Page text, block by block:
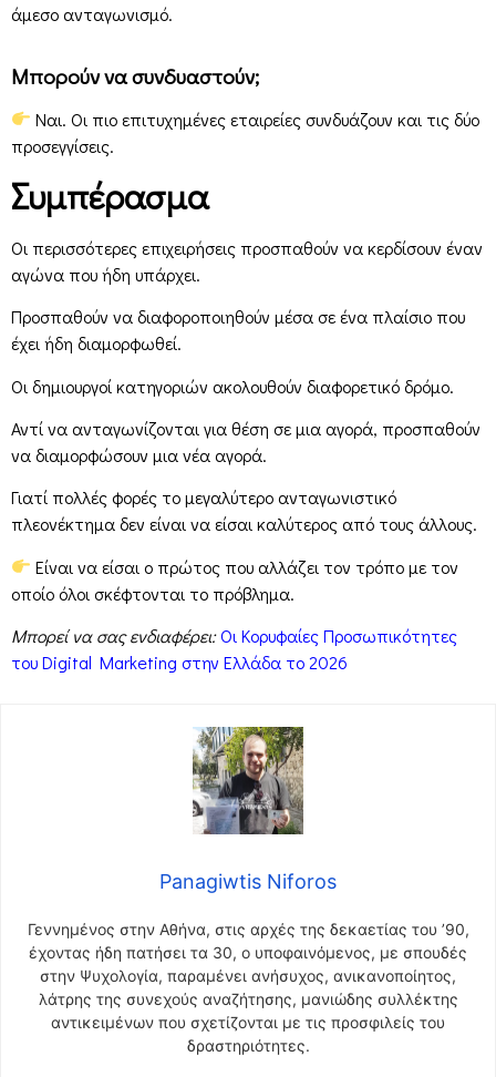
άμεσο ανταγωνισμό.
Μπορούν να συνδυαστούν;
Ναι. Οι πιο επιτυχημένες εταιρείες συνδυάζουν και τις δύο
προσεγγίσεις.
Συμπέρασμα
Οι περισσότερες επιχειρήσεις προσπαθούν να κερδίσουν έναν
αγώνα που ήδη υπάρχει.
Προσπαθούν να διαφοροποιηθούν μέσα σε ένα πλαίσιο που
έχει ήδη διαμορφωθεί.
Οι δημιουργοί κατηγοριών ακολουθούν διαφορετικό δρόμο.
Αντί να ανταγωνίζονται για θέση σε μια αγορά, προσπαθούν
να διαμορφώσουν μια νέα αγορά.
Γιατί πολλές φορές το μεγαλύτερο ανταγωνιστικό
πλεονέκτημα δεν είναι να είσαι καλύτερος από τους άλλους.
Είναι να είσαι ο πρώτος που αλλάζει τον τρόπο με τον
οποίο όλοι σκέφτονται το πρόβλημα.
Μπορεί να σας ενδιαφέρει:Οι Κορυφαίες Προσωπικότητες
του Digital Marketing στην Ελλάδα το 2026
Panagiwtis Niforos
Γεννημένος στην Αθήνα, στις αρχές της δεκαετίας του ’90,
έχοντας ήδη πατήσει τα 30, ο υποφαινόμενος, με σπουδές
στην Ψυχολογία, παραμένει ανήσυχος, ανικανοποίητος,
λάτρης της συνεχούς αναζήτησης, μανιώδης συλλέκτης
αντικειμένων που σχετίζονται με τις προσφιλείς του
δραστηριότητες.